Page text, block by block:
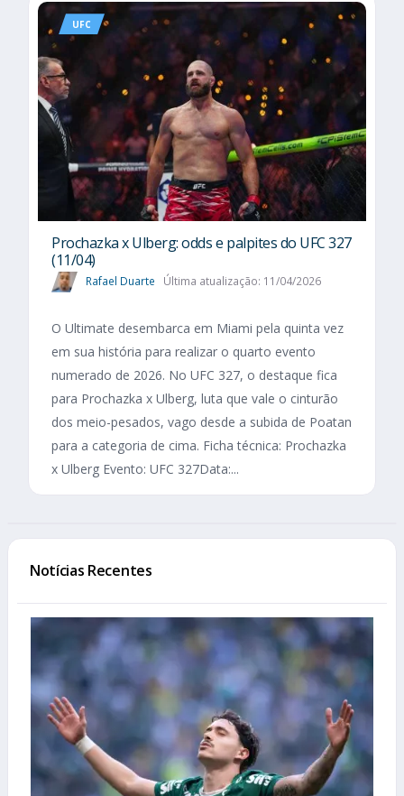
UFC
Prochazka x Ulberg: odds e palpites do UFC 327
(11/04)
Rafael Duarte Última atualização: 11/04/2026
O Ultimate desembarca em Miami pela quinta vez
em sua história para realizar o quarto evento
numerado de 2026. No UFC 327, o destaque fica
para Prochazka x Ulberg, luta que vale o cinturão
dos meio-pesados, vago desde a subida de Poatan
para a categoria de cima. Ficha técnica: Prochazka
x Ulberg Evento: UFC 327Data:...
Notícias Recentes